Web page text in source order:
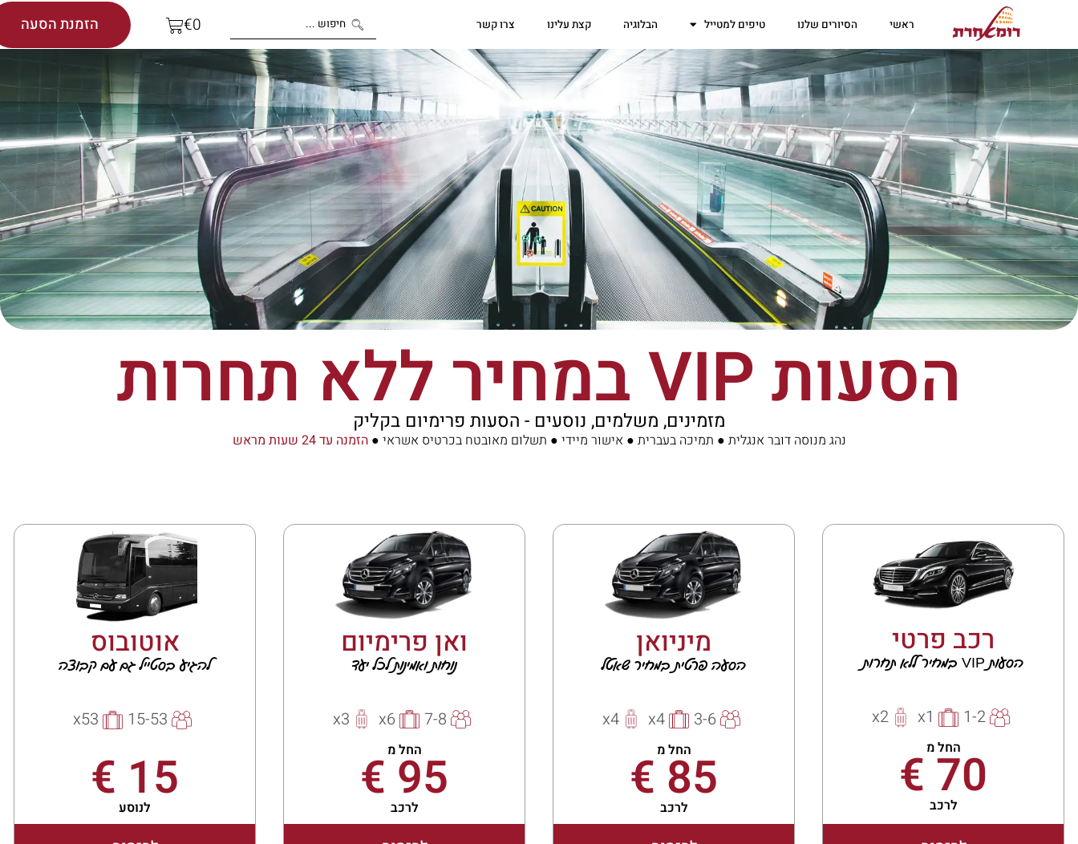
€0 הזמנת הסעה ראשי הסיורים שלנו טיפים למטייל הבלוגיה קצת עלינו צרו קשר
הסעות VIP במחיר ללא תחרות מזמינים, משלמים, נוסעים - הסעות פרימיום בקליק
נהג מנוסה דובר אנגלית ● תמיכה בעברית ● אישור מיידי ● תשלום מאובטח בכרטיס אשראי ●הזמנה עד 24 שעות מראש
רכב פרטי
הסעות VIP במחיר ללא תחרות
1-2
x1
x2
החל מ
70 €
לרכב
מיניואן
הסעה פרטית במחיר שאטל
3-6
x4
x4
החל מ
85 €
לרכב
ואן פרימיום
נוחות ואמינות לכל יעד
7-8
x6
x3
החל מ
95 €
לרכב
אוטובוס
להגיע בסטייל גם עם קבוצה
15-53
x53
15 €
לנוסע